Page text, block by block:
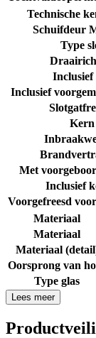
Technische
Schuifdeur
Type
Inclusief
Inclusief
Kern
Met
Inclusief
Voorgefreesd
Materiaal
Materiaal
Materiaal
Oorsprong van
Type glas
Lees meer